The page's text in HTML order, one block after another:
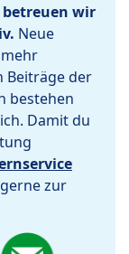
betreuen wir
Neue
Beiträge der
bestehen
Damit du
zur